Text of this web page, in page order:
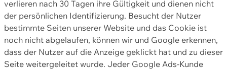
verlieren nach 30 Tagen ihre Gültigkeit und dienen nicht
der persönlichen Identifizierung. Besucht der Nutzer
bestimmte Seiten unserer Website und das Cookie ist
noch nicht abgelaufen, können wir und Google erkennen,
dass der Nutzer auf die Anzeige geklickt hat und zu dieser
Seite weitergeleitet wurde. Jeder Google Ads-Kunde